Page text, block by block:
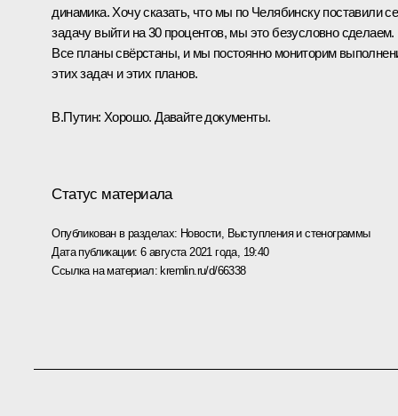
динамика. Хочу сказать, что мы по Челябинску поставили
задачу выйти на 30 процентов, мы это безусловно сделаем.
Все планы свёрстаны, и мы постоянно мониторим
этих задач и этих планов.
В.Путин: Хорошо. Давайте документы.
Статус материала
Опубликован в разделах: Новости, Выступления и стенограммы
Дата публикации:6 августа 2021 года, 19:40
Ссылка на материал: kremlin.ru/d/66338